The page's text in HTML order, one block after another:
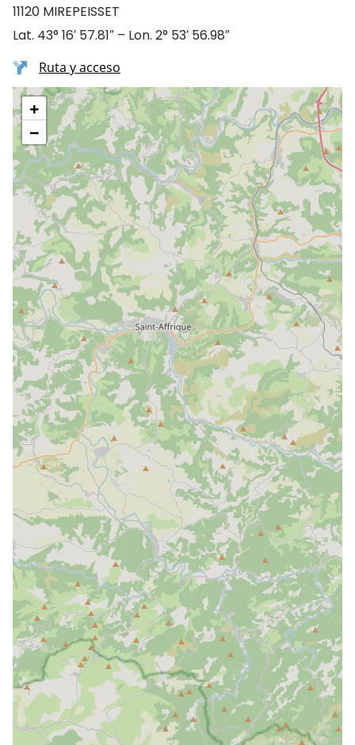
11120 MIREPEISSET
Lat. 43° 16′ 57.81″ – Lon. 2° 53′ 56.98″
Ruta y acceso
+
−